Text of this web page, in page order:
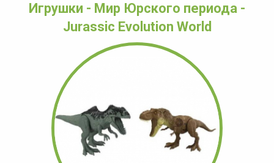
Игрушки - Мир Юрского периода -
Jurassic Evolution World